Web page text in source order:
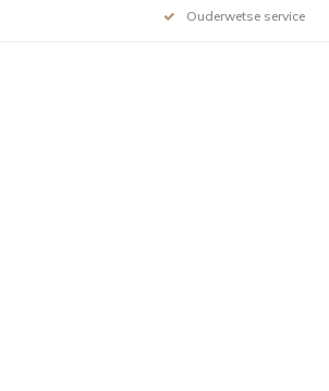
Ouderwetse service